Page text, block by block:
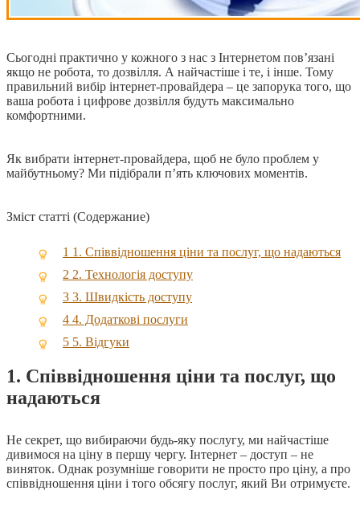
Сьогодні практично у кожного з нас з Інтернетом пов’язані
якщо не робота, то дозвілля. А найчастіше і те, і інше. Тому
правильний вибір інтернет-провайдера – це запорука того, що
ваша робота і цифрове дозвілля будуть максимально
комфортними.
Як вибрати інтернет-провайдера, щоб не було проблем у
майбутньому? Ми підібрали п’ять ключових моментів.
Зміст статті (Содержание)
1 1. Співвідношення ціни та послуг, що надаються
2 2. Технологія доступу
3 3. Швидкість доступу
4 4. Додаткові послуги
5 5. Відгуки
1. Співвідношення ціни та послуг, що
надаються
Не секрет, що вибираючи будь-яку послугу, ми найчастіше
дивимося на ціну в першу чергу. Інтернет – доступ – не
виняток. Однак розумніше говорити не просто про ціну, а про
співвідношення ціни і того обсягу послуг, який Ви отримуєте.